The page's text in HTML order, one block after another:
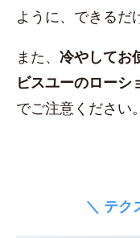
ように、できるだ
また、 冷やしてお
ビスユーのローシ
でご注意ください。
＼ テク